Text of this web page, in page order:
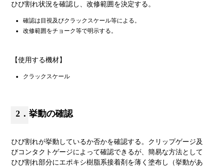
ひび割れ状況を確認し、改修範囲を決定する。
確認は目視及びクラックスケール等による。
改修範囲をチョーク等で明示する。
【使用する機材】
クラックスケール
2．挙動の確認
ひび割れが挙動しているか否かを確認する。クリップゲージ及
びコンタクトゲージによって確認できるが、簡易な方法として
ひび割れ部分にエポキシ樹脂系接着剤を薄く塗布し（挙動があ